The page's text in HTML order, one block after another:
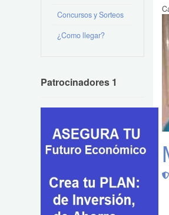
Concursos y Sorteos
¿Como llegar?
Patrocinadores 1